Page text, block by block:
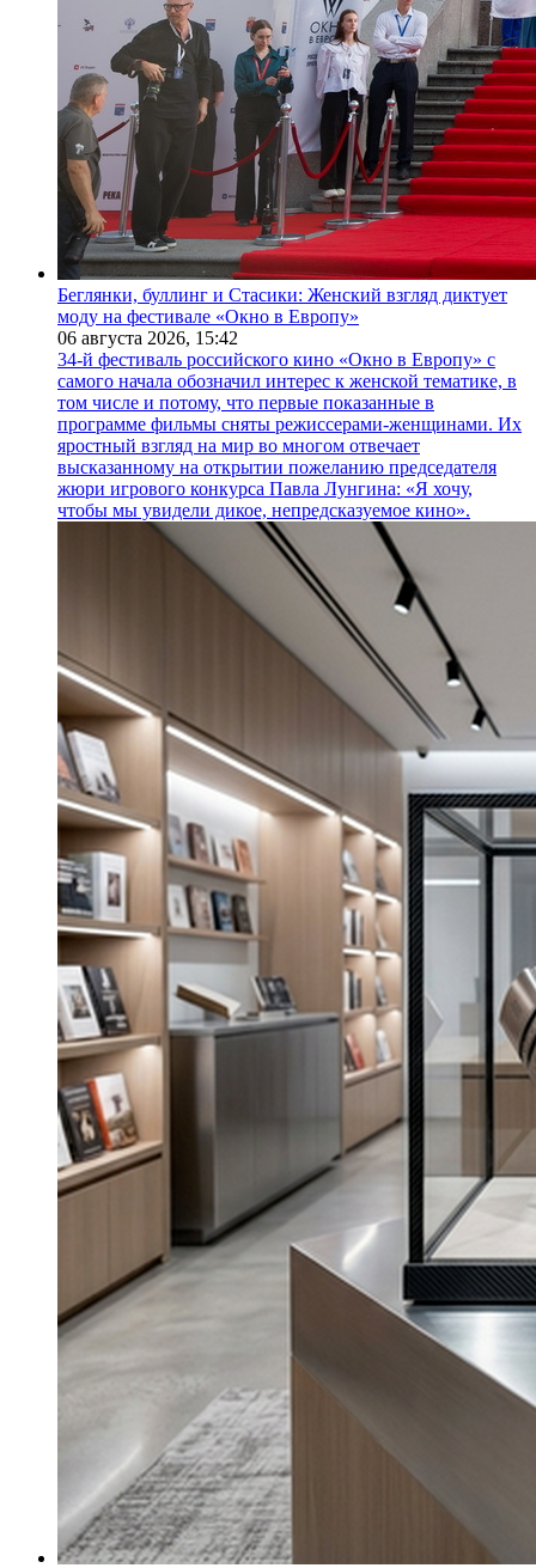
Беглянки, буллинг и Стасики: Женский взгляд диктует
моду на фестивале «Окно в Европу»
06 августа 2026, 15:42
34-й фестиваль российского кино «Окно в Европу» с
самого начала обозначил интерес к женской тематике, в
том числе и потому, что первые показанные в
программе фильмы сняты режиссерами-женщинами. Их
яростный взгляд на мир во многом отвечает
высказанному на открытии пожеланию председателя
жюри игрового конкурса Павла Лунгина: «Я хочу,
чтобы мы увидели дикое, непредсказуемое кино».